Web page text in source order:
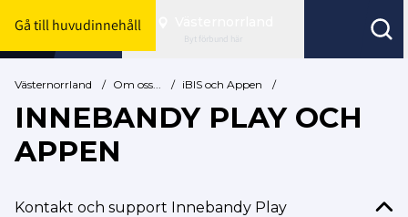
Gå till huvudinnehåll
Byt förbund här
Västernorrland / Om oss... / iBIS och Appen /
INNEBANDY PLAY OCH
APPEN
Kontakt och support Innebandy Play